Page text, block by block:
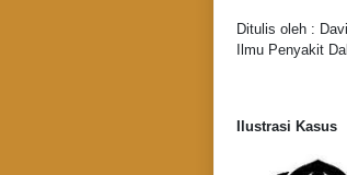
Ditulis oleh :
Ilmu Penyakit
Ilustrasi Kasus